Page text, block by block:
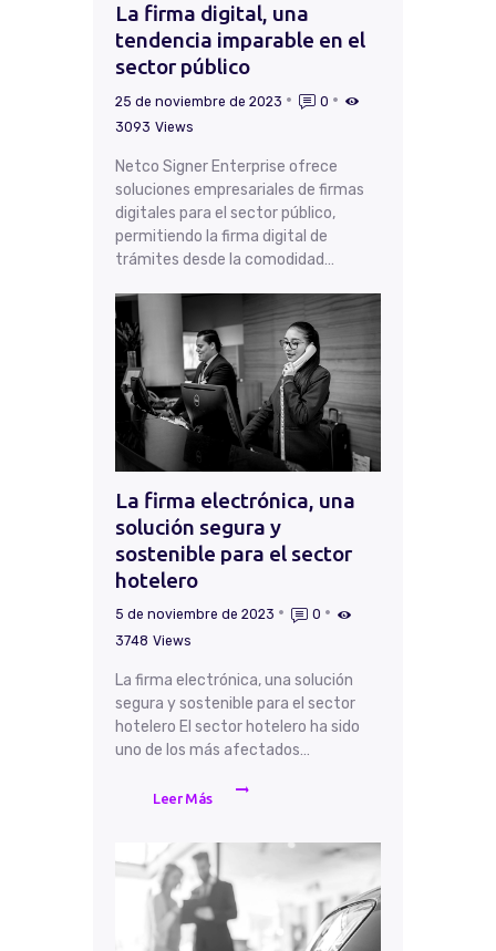
La firma digital, una
tendencia imparable en el
sector público
25 de noviembre de 2023
0
3093 Views
Netco Signer Enterprise ofrece
soluciones empresariales de firmas
digitales para el sector público,
permitiendo la firma digital de
trámites desde la comodidad…
La firma electrónica, una
solución segura y
sostenible para el sector
hotelero
5 de noviembre de 2023
0
3748 Views
La firma electrónica, una solución
segura y sostenible para el sector
hotelero El sector hotelero ha sido
uno de los más afectados…
Leer Más